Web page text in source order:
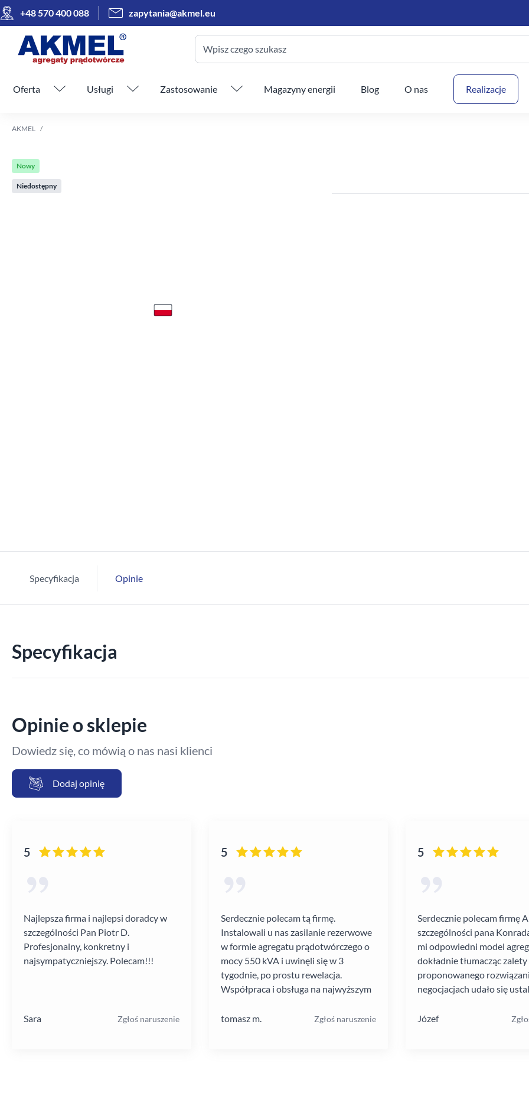
+48 570 400 088 zapytania@akmel.eu
Wpisz czego szukasz
Pomiń menu
Oferta Usługi Zastosowanie Magazyny energii Blog O nas Realizacje
AKMEL
Nowy
Niedostępny
Specyfikacja Opinie
Specyfikacja
Opinie o sklepie
Dowiedz się, co mówią o nas nasi klienci
Dodaj opinię
5
Najlepsza firma i najlepsi doradcy w
szczególności Pan Piotr D.
Profesjonalny, konkretny i
najsympatyczniejszy. Polecam!!!
Sara Zgłoś naruszenie
5
Serdecznie polecam tą firmę.
Instalowali u nas zasilanie rezerwowe
w formie agregatu prądotwórczego o
mocy 550 kVA i uwinęli się w 3
tygodnie, po prostu rewelacja.
Współpraca i obsługa na najwyższym
tomasz m.
Zgłoś naruszenie
5
Serdecznie polecam firmę
szczególności pana
mi odpowiedni model
dokładnie tłumacząc zalety
proponowanego
negocjacjach udało się
szybko i schludnie.
Józef